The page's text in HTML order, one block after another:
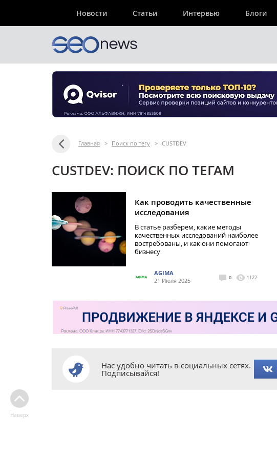
Новости Статьи Интервью Блоги
Главная > Поиск по тегу > CUSTDEV
CUSTDEV: ПОИСК ПО ТЕГАМ
Как проводить качественные
исследования
В статье разберем, какие методы
качественных исследований наиболее
востребованы, и как они помогают
бизнесу
AGIMA
21 Июля 2025
0 1122
Нас удобно читать в социальных сетях.
Подписывайся!
Наверх